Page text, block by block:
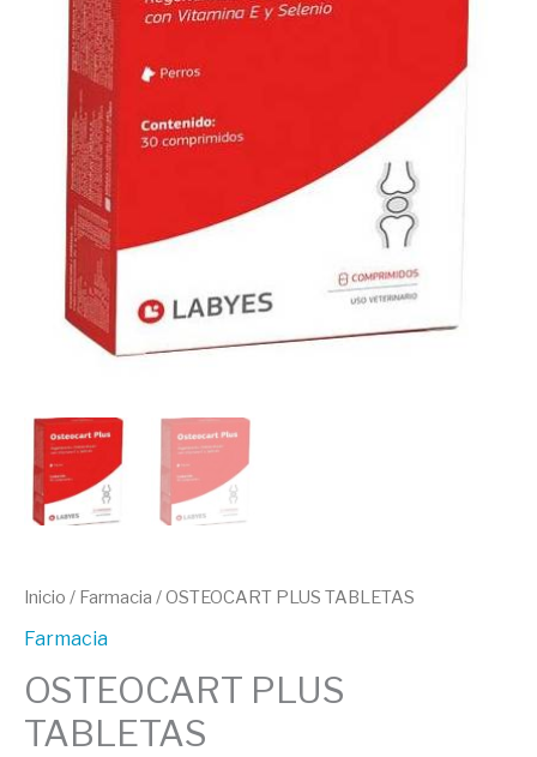
Inicio / Farmacia / OSTEOCART PLUS TABLETAS
Farmacia
OSTEOCART PLUS
TABLETAS